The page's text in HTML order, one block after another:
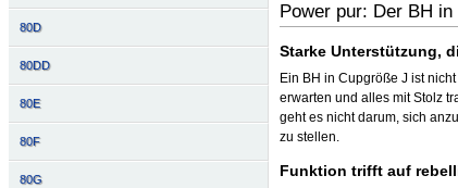
80D
80DD
80E
80F
80G
Power pur: Der BH
Starke Unterstützung,
Ein BH in Cupgröße J ist
erwarten und alles mit Stolz
geht es nicht darum, sich
zu stellen.
Funktion trifft auf